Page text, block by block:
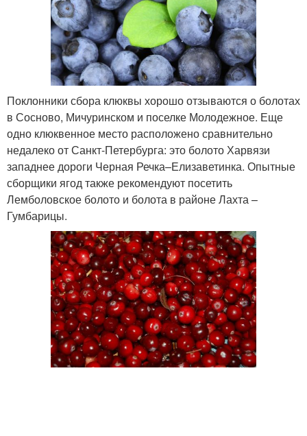
Поклонники сбора клюквы хорошо отзываются о болотах
в Сосново, Мичуринском и поселке Молодежное. Еще
одно клюквенное место расположено сравнительно
недалеко от Санкт-Петербурга: это болото Харвязи
западнее дороги Черная Речка–Елизаветинка. Опытные
сборщики ягод также рекомендуют посетить
Лемболовское болото и болота в районе Лахта –
Гумбарицы.